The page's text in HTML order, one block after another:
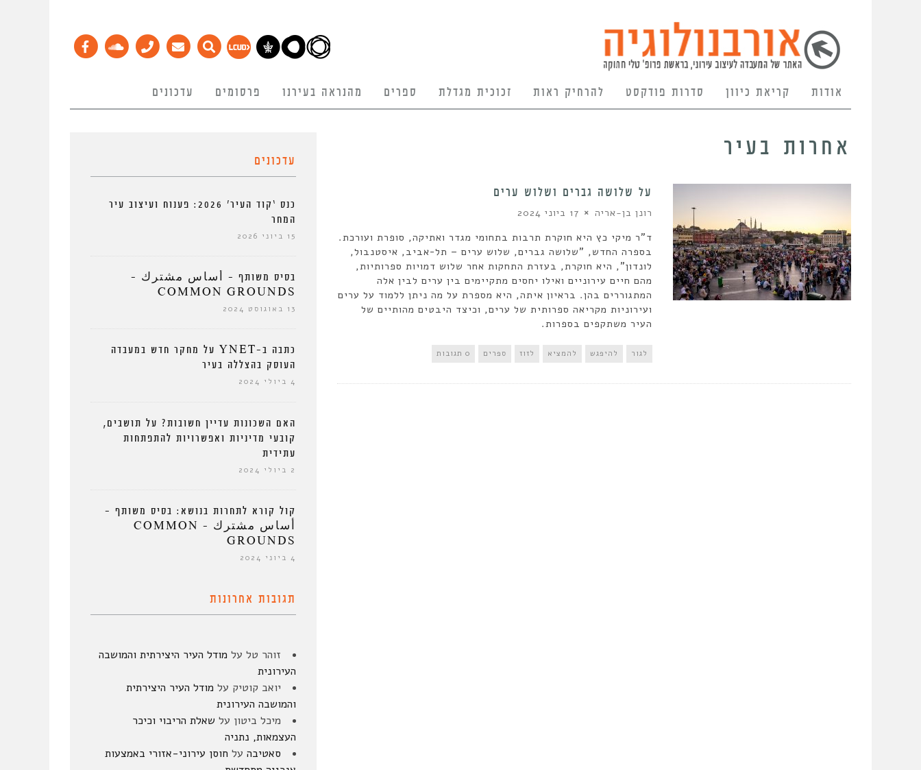
אודות קריאת כיוון סדרות פודקסט להרחיק ראות זכוכית מגדלת ספרים מהנראה בעירנו פרסומים עדכונים
אחרות בעיר
על שלושה גברים ושלוש ערים
רונן בן-אריה 17 ביוני 2024
ד"ר מיקי כץ היא חוקרת תרבות בתחומי מגדר ואתיקה, סופרת ועורכת.
בספרה החדש, "שלושה גברים, שלוש ערים – תל-אביב, איסטנבול,
לונדון", היא חוקרת, בעזרת התחקות אחר שלוש דמויות ספרותיות,
מהם חיים עירוניים ואילו יחסים מתקיימים בין ערים לבין אלה
המתגוררים בהן. בראיון איתה, היא מספרת על מה ניתן ללמוד על ערים
ועירוניות מקריאה ספרותית של ערים, וכיצד היבטים מהותיים של
העיר משתקפים בספרות.
לגור להיפגש להמציא לזוז ספרים 0 תגובות
עדכונים
כנס ‘קוד העיר’ 2026: פענוח ועיצוב עיר
המחר
15 ביוני 2026
בסיס משותף – أساس مشترك –
COMMON GROUNDS
13 באוגוסט 2024
כתבה ב-YNET על מחקר חדש במעבדה
העוסק בהצללה בעיר
4 ביולי 2024
האם השכונות עדיין חשובות? על תושבים,
קובעי מדיניות ואפשרויות להתפתחות
עתידית
2 ביולי 2024
קול קורא לתחרות בנושא: בסיס משותף –
أساس مشترك – COMMON
GROUNDS
4 ביוני 2024
תגובות אחרונות
זוהר טל על מודל העיר היצירתית והמושבה
העירונית
יואב קוטיק על מודל העיר היצירתית
והמושבה העירונית
מיכל ביטון על שאלת הריבוי וכיכר
העצמאות, נתניה
סאטיבה על חוסן עירוני-אזורי באמצעות